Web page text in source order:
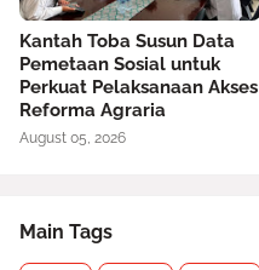
Kantah Toba Susun Data
Pemetaan Sosial untuk
Perkuat Pelaksanaan Akses
Reforma Agraria
August 05, 2026
Main Tags